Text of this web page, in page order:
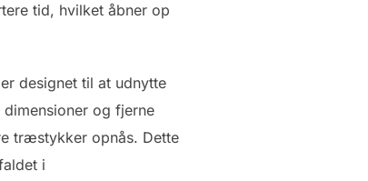
tid, hvilket åbner op
designet til at udnytte
og fjerne
træstykker opnås. Dette
i